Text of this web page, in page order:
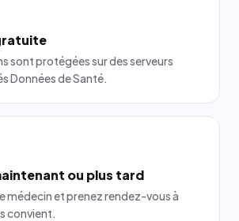
sont protégées sur des serveurs
Données de Santé.
ou plus tard
médecin et prenez rendez-vous à
convient.